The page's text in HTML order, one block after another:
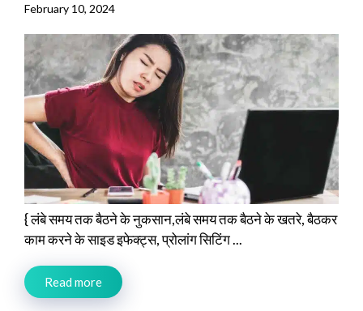
February 10, 2024
{ लंबे समय तक बैठने के नुकसान,लंबे समय तक बैठने के खतरे, बैठकर
काम करने के साइड इफेक्ट्स, प्रोलांग सिटिंग ...
Read more